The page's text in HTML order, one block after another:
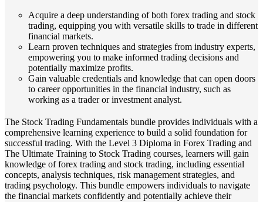
Acquire a deep understanding of both forex trading and stock
trading, equipping you with versatile skills to trade in different
financial markets.
Learn proven techniques and strategies from industry experts,
empowering you to make informed trading decisions and
potentially maximize profits.
Gain valuable credentials and knowledge that can open doors
to career opportunities in the financial industry, such as
working as a trader or investment analyst.
The Stock Trading Fundamentals bundle provides individuals with a
comprehensive learning experience to build a solid foundation for
successful trading. With the Level 3 Diploma in Forex Trading and
The Ultimate Training to Stock Trading courses, learners will gain
knowledge of forex trading and stock trading, including essential
concepts, analysis techniques, risk management strategies, and
trading psychology. This bundle empowers individuals to navigate
the financial markets confidently and potentially achieve their